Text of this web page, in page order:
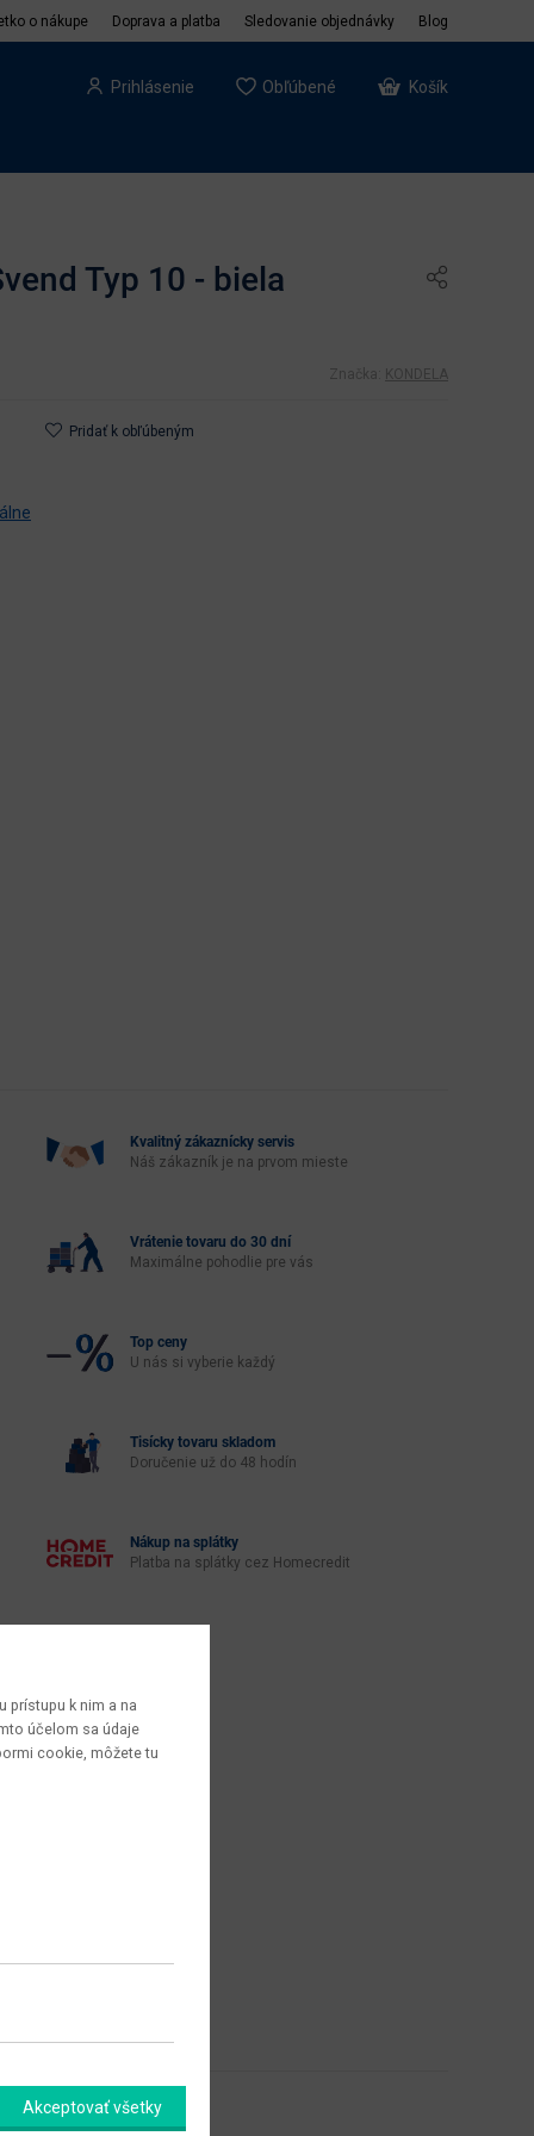
o nákupe Doprava a platba Sledovanie objednávky Blog
Prihlásenie Obľúbené Košík
Typ 10 - biela
Značka: KONDELA
Pridať k obľúbeným
Kvalitný zákaznícky servis
Náš zákazník je na prvom mieste
Vrátenie tovaru do 30 dní
Maximálne pohodlie pre vás
Top ceny
U nás si vyberie každý
Tisícky tovaru skladom
Doručenie už do 48 hodín
Nákup na splátky
Platba na splátky cez Homecredit
prístupu k nim a na
účelom sa údaje
cookie, môžete tu
Akceptovať všetky